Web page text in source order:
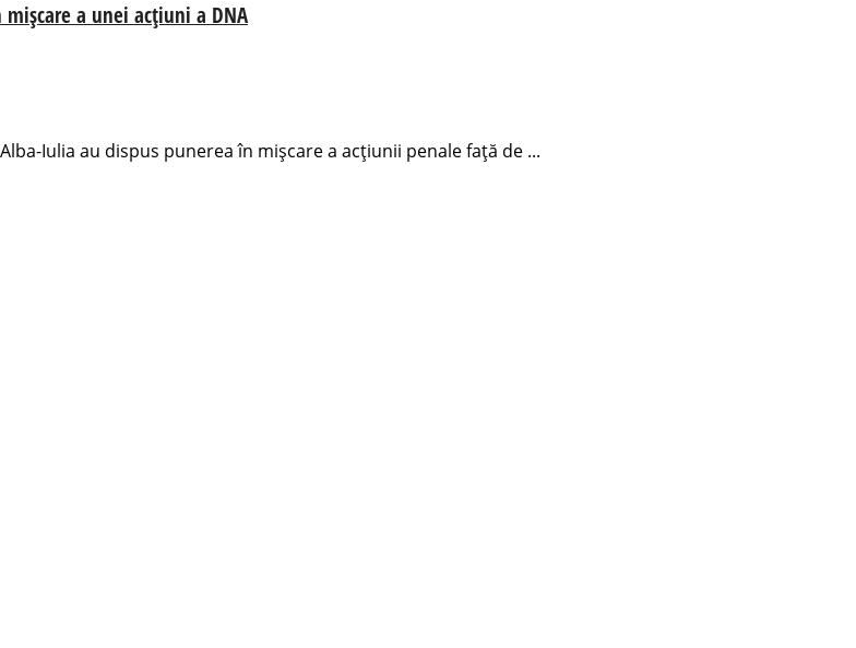
a unei acțiuni a DNA
Iulia au dispus punerea în mișcare a acțiunii penale față de ...